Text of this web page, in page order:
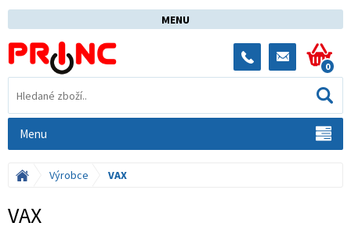
MENU
0
Menu
Výrobce VAX
VAX